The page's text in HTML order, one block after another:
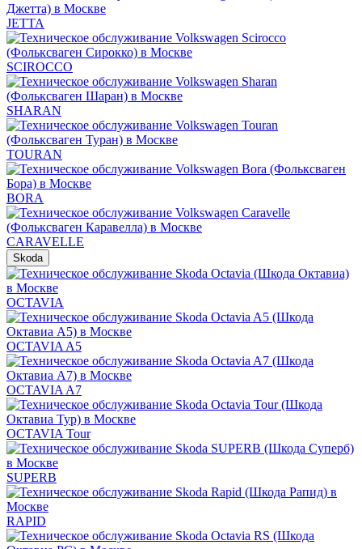
JETTA
SCIROCCO
SHARAN
TOURAN
BORA
CARAVELLE
Skoda
OCTAVIA
OCTAVIA A5
OCTAVIA A7
OCTAVIA Tour
SUPERB
RAPID